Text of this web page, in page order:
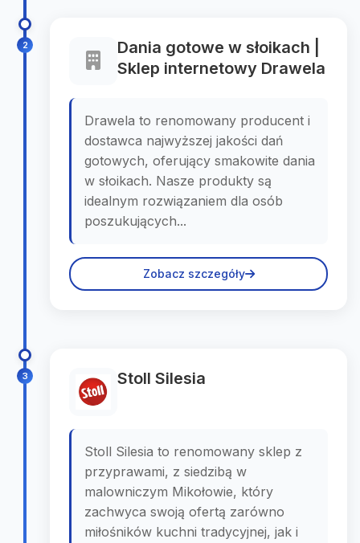
2
Dania gotowe w słoikach |
Sklep internetowy Drawela
Drawela to renomowany producent i
dostawca najwyższej jakości dań
gotowych, oferujący smakowite dania
w słoikach. Nasze produkty są
idealnym rozwiązaniem dla osób
poszukujących...
Zobacz szczegóły
3 Stoll Silesia
Stoll Silesia to renomowany sklep z
przyprawami, z siedzibą w
malowniczym Mikołowie, który
zachwyca swoją ofertą zarówno
miłośników kuchni tradycyjnej, jak i